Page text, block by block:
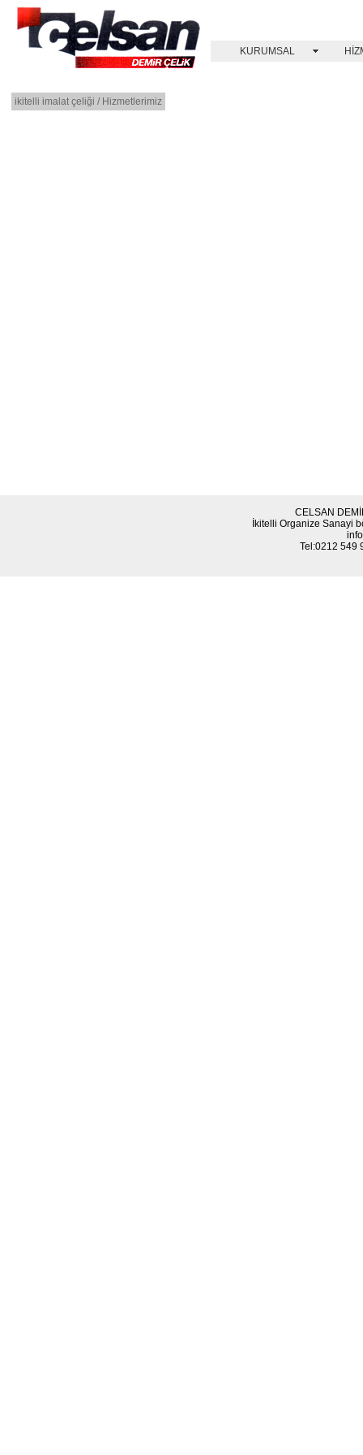
KURUMSAL
ikitelli imalat çeliği / Hizmetlerimiz
CELSAN
İkitelli Organize Sanayi
Tel:0212 549